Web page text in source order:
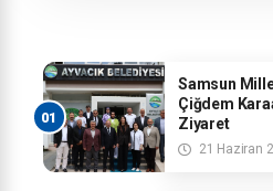
Samsun
Çiğdem
Ziyaret
21 Haziran